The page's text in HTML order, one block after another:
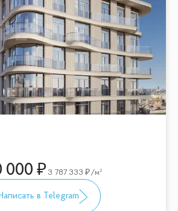
000 3 787 333 /м²